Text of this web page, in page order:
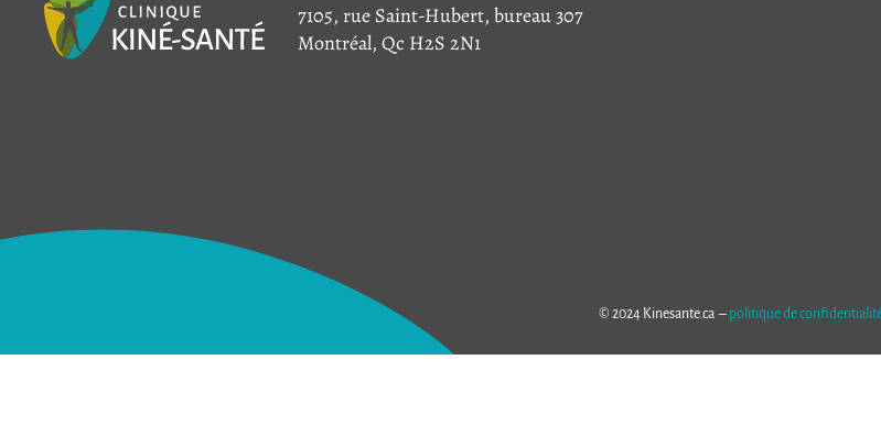
7105, rue Saint-Hubert, bureau 307
Montréal, Qc H2S 2N1
© 2024 Kinesante.ca – politique de